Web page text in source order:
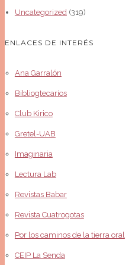
Uncategorized (319)
ENLACES DE INTERÉS
Ana Garralón
Bibliogtecarios
Club Kirico
Gretel-UAB
Imaginaria
Lectura Lab
Revistas Babar
Revista Cuatrogotas
Por los caminos de la tierra oral
CEIP La Senda